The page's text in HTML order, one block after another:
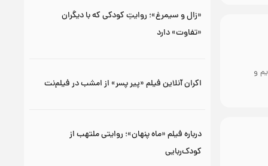
و
«زال و سیمرغ»؛ روایتِ کودکی که با دیگران
«تفاوت» دارد
اکران آنلاین فیلم «پیر پسر» از امشب در فیلم‌نت
درباره فیلم «ماه پنهان»؛ روایتی ملتهب از
کودک‌ربایی